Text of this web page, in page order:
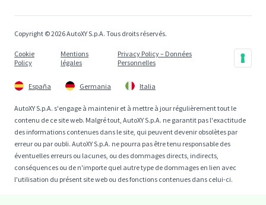
Copyright © 2026 AutoXY S.p.A. Tous droits réservés.
Cookie
Policy
Mentions
légales
Privacy Policy – Données
Personnelles
España Germania Italia
AutoXY S.p.A. s'engage à maintenir et à mettre à jour régulièrement tout le
contenu de ce site web. Malgré tout, AutoXY S.p.A. ne garantit pas l'exactitude
des informations contenues dans le site, qui peuvent devenir obsolètes par
erreur ou par oubli. AutoXY S.p.A. ne pourra pas être tenu responsable des
éventuelles erreurs ou lacunes, ou des dommages directs, indirects,
conséquences ou de n'importe quel autre type de dommages en lien avec
l'utilisation du présent site web ou des fonctions contenues dans celui-ci.